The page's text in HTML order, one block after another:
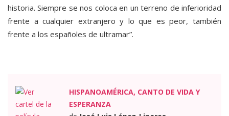
historia. Siempre se nos coloca en un terreno de inferioridad
frente a cualquier extranjero y lo que es peor, también
frente a los españoles de ultramar”.
HISPANOAMÉRICA, CANTO DE VIDA Y
ESPERANZA